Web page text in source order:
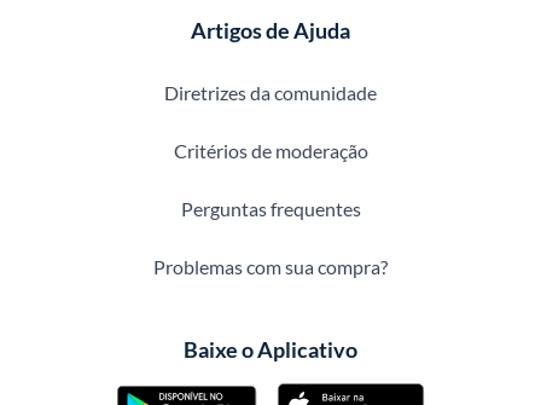
Artigos de Ajuda
Diretrizes da comunidade
Critérios de moderação
Perguntas frequentes
Problemas com sua compra?
Baixe o Aplicativo